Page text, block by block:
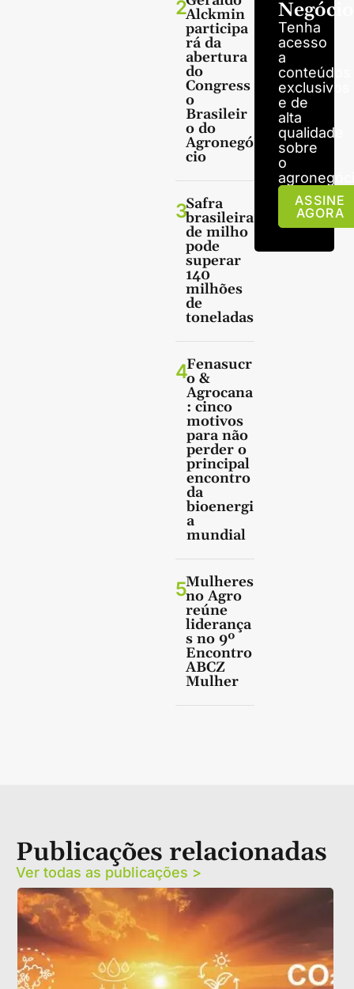
2Alckmin
participa
rá da
abertura
do
Congress
o
Brasileir
o do
Agronegó
cio
3Safra
brasileira
de milho
pode
superar
140
milhões
de
toneladas
4Fenasucr
o &
Agrocana
: cinco
motivos
para não
perder o
principal
encontro
da
bioenergi
a
mundial
5Mulheres
no Agro
reúne
liderança
s no 9º
Encontro
ABCZ
Mulher
Tenha
acesso
a
conteúdos
exclusivos
e de
alta
qualidade
sobre
o
ASSINE
AGORA
Publicações relacionadas
Ver todas as publicações >